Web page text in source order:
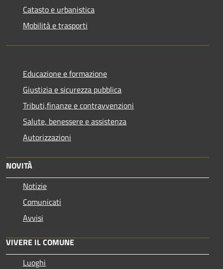
Catasto e urbanistica
Mobilità e trasporti
Educazione e formazione
Giustizia e sicurezza pubblica
Tributi,finanze e contravvenzioni
Salute, benessere e assistenza
Autorizzazioni
NOVITÀ
Notizie
Comunicati
Avvisi
VIVERE IL COMUNE
Luoghi